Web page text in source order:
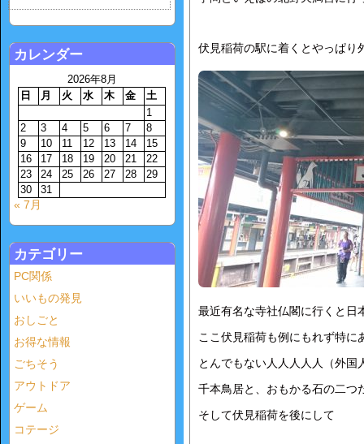
カレンダー
2026年8月
日
月 火 水 木 金
土
1
2
3 4 5 6 7
8
9
10 11 12 13 14
15
16
17 18 19 20 21
22
23
24 25 26 27 28
29
30
31
« 7月
カテゴリー
PC関係
いいもの発見
おしごと
お得な情報
ごちそう
アウトドア
ゲーム
コテージ
伏見稲荷の駅に着くとやっぱり
最近有名な寺社仏閣に行くと日
ここ伏見稲荷も例にもれず特
とんでもない人人人人人（外国
千本鳥居と、おもかる石の二つ
そして伏見稲荷を後にして